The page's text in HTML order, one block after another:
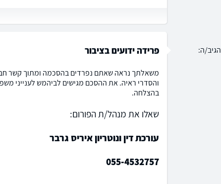
הגיב/ה: פרידה ידועים בציבור
משאלתך נראה שאתם נפרדים בהסכמה ומתוך קשר
והסדרי ראיה. את ההסכם מגישים לביהמש לענייני
בהצלחה.
שאלו את מנהל/ת הפורום:
עורכת דין ונוטריון איריס גרבר
055-4532757